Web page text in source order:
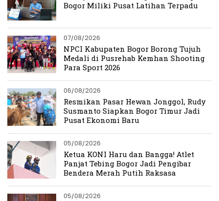
Bogor Miliki Pusat Latihan Terpadu
07/08/2026
NPCI Kabupaten Bogor Borong Tujuh
Medali di Pusrehab Kemhan Shooting
Para Sport 2026
06/08/2026
Resmikan Pasar Hewan Jonggol, Rudy
Susmanto Siapkan Bogor Timur Jadi
Pusat Ekonomi Baru
05/08/2026
Ketua KONI Haru dan Bangga! Atlet
Panjat Tebing Bogor Jadi Pengibar
Bendera Merah Putih Raksasa
05/08/2026